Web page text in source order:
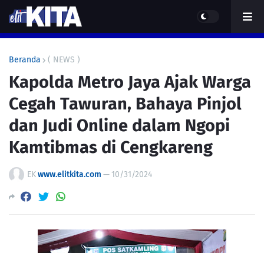
Beranda ( NEWS )
Kapolda Metro Jaya Ajak Warga
Cegah Tawuran, Bahaya Pinjol
dan Judi Online dalam Ngopi
Kamtibmas di Cengkareng
EKwww.elitkita.com — 10/31/2024